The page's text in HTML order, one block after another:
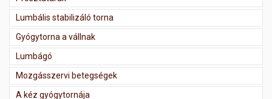
Lumbális stabilizáló torna
Gyógytorna a vállnak
Lumbágó
Mozgásszervi betegségek
A kéz gyógytornája